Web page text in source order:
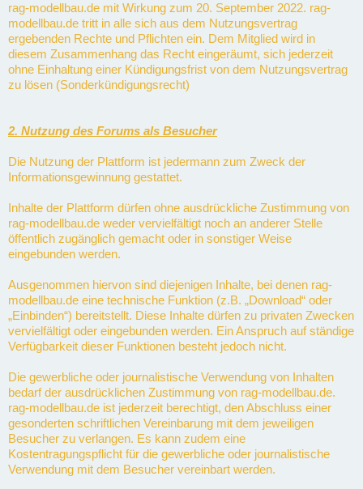
rag-modellbau.de mit Wirkung zum 20. September 2022. rag-
modellbau.de tritt in alle sich aus dem Nutzungsvertrag
ergebenden Rechte und Pflichten ein. Dem Mitglied wird in
diesem Zusammenhang das Recht eingeräumt, sich jederzeit
ohne Einhaltung einer Kündigungsfrist von dem Nutzungsvertrag
zu lösen (Sonderkündigungsrecht)
2. Nutzung des Forums als Besucher
Die Nutzung der Plattform ist jedermann zum Zweck der
Informationsgewinnung gestattet.
Inhalte der Plattform dürfen ohne ausdrückliche Zustimmung von
rag-modellbau.de weder vervielfältigt noch an anderer Stelle
öffentlich zugänglich gemacht oder in sonstiger Weise
eingebunden werden.
Ausgenommen hiervon sind diejenigen Inhalte, bei denen rag-
modellbau.de eine technische Funktion (z.B. „Download“ oder
„Einbinden“) bereitstellt. Diese Inhalte dürfen zu privaten Zwecken
vervielfältigt oder eingebunden werden. Ein Anspruch auf ständige
Verfügbarkeit dieser Funktionen besteht jedoch nicht.
Die gewerbliche oder journalistische Verwendung von Inhalten
bedarf der ausdrücklichen Zustimmung von rag-modellbau.de.
rag-modellbau.de ist jederzeit berechtigt, den Abschluss einer
gesonderten schriftlichen Vereinbarung mit dem jeweiligen
Besucher zu verlangen. Es kann zudem eine
Kostentragungspflicht für die gewerbliche oder journalistische
Verwendung mit dem Besucher vereinbart werden.